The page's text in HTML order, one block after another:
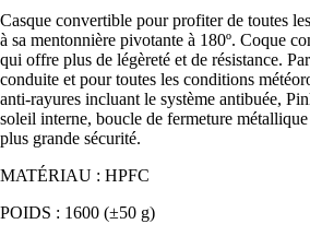
Casque convertible pour profiter de toutes
à sa mentonnière pivotante à 180º. Coque
qui offre plus de légèreté et de résistance.
conduite et pour toutes les conditions
anti-rayures incluant le système antibuée,
soleil interne, boucle de fermeture
plus grande sécurité.
MATÉRIAU : HPFC
POIDS : 1600 (±50 g)